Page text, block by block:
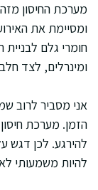
מערכת החיסון
ומסיימת את
חומרי גלם לבניית
ומינרלים, לצד
אני מסביר לרוב
הזמן. מערכת
להירגע. לכן דגש
להיות משמעותי